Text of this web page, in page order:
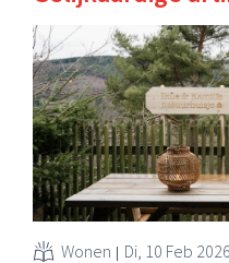
Wonen Di, 10 Feb 2026